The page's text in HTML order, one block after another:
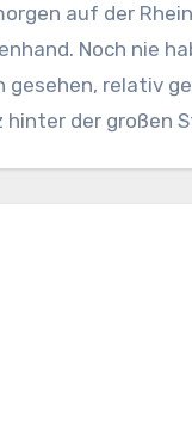
auf der
Noch nie
gesehen, relativ
hinter der großen